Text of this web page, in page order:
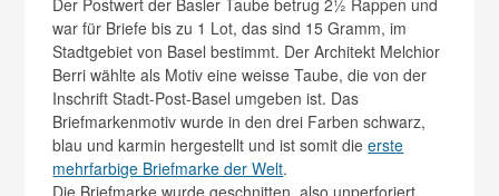
war für Briefe bis zu 1 Lot, das sind 15 Gramm, im
Stadtgebiet von Basel bestimmt. Der Architekt Melchior
Berri wählte als Motiv eine weisse Taube, die von der
Inschrift Stadt-Post-Basel umgeben ist. Das
Briefmarkenmotiv wurde in den drei Farben schwarz,
blau und karmin hergestellt und ist somit dieerste
mehrfarbige Briefmarke der Welt.
Die Briefmarke wurde geschnitten, also unperforiert